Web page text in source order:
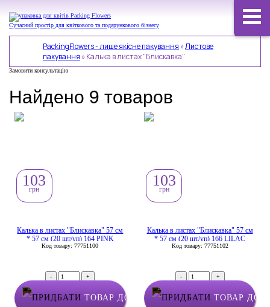
Сучасний простір для квіткового та подарункового бізнесу
PackingFlowers - лише якісне пакування »Листове
пакування »Калька в листах "Блискавка"
Замовити консультацію
Найдено 9 товаров
Калька в листах "Блискавка" 57 см
* 57 см (20 шт/уп) 164 PINK
Код товару: 77751100
103
грн
- +
ТОВАР ДОДАНО У КОШИК
Калька в листах "Блискавка" 57 см
* 57 см (20 шт/уп) 166 LILAC
Код товару: 77751102
103
грн
- +
ТОВАР